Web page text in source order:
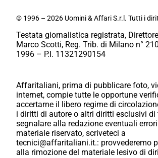
© 1996 – 2026 Uomini & Affari S.r.l. Tutti i
Testata giornalistica registrata,
Marco Scotti, Reg. Trib. di Milano n°
1996 – P.I. 11321290154
Affaritaliani, prima di pubblicare foto,
internet, compie tutte le opportune
accertarne il libero regime di
i diritti di autore o altri diritti esclusivi di
segnalare alla redazione eventuali errori
materiale riservato, scriveteci a
tecnici@affaritaliani.it.: provvederemo
alla rimozione del materiale lesivo di